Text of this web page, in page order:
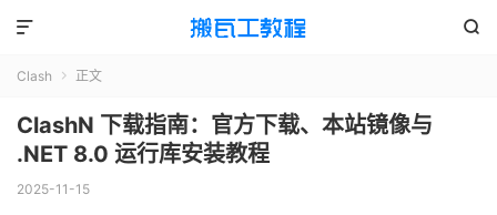


Clash  正文
ClashN 下载指南：官方下载、本站镜像与
.NET 8.0 运行库安装教程
2025-11-15